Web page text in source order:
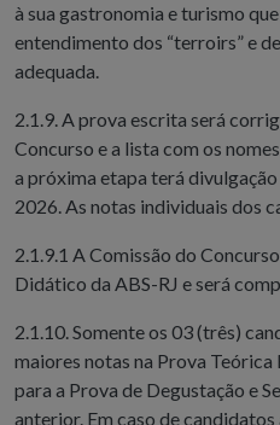
à sua gastronomia e turismo
entendimento dos “terroirs” e
adequada.
2.1.9. A prova escrita será
Concurso e a lista com os
a próxima etapa terá
2026. As notas individuais dos
2.1.9.1 A Comissão do
Didático da ABS-RJ e será
2.1.10. Somente os 03 (três)
maiores notas na Prova
para a Prova de Degustação e
anterior. Em caso de